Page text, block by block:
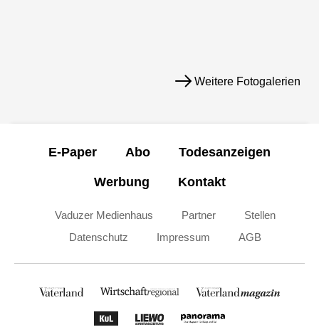
Weitere Fotogalerien
E-Paper Abo Todesanzeigen
Werbung Kontakt
Vaduzer Medienhaus Partner
Stellen
Datenschutz
Impressum AGB